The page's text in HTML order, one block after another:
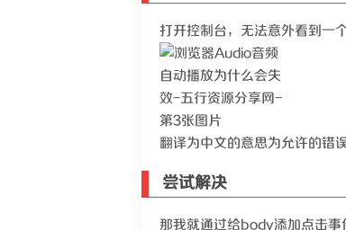
打开控制台，无法意外看到一
翻译为中文的意思为允许的
尝试解决
那我就通过给body添加点击事